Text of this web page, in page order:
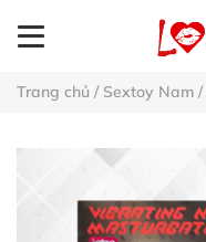
Trang chủ / Sextoy Nam /